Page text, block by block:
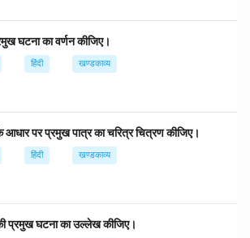
घटना का वर्णन कीजिए।
हिंदी खण्डकाव्य
पर प्रमुख पात्र का चरित्र चित्रण कीजिए।
हिंदी खण्डकाव्य
प्रमुख घटना का उल्लेख कीजिए।